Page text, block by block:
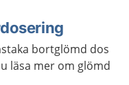
bortglömd dos
läsa mer om glömd